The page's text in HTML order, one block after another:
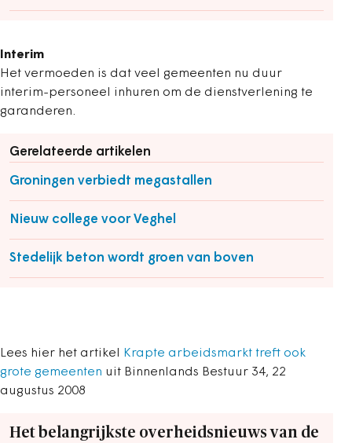
Interim
Het vermoeden is dat veel gemeenten nu duur
interim-personeel inhuren om de dienstverlening te
garanderen.
Gerelateerde artikelen
Groningen verbiedt megastallen
Nieuw college voor Veghel
Stedelijk beton wordt groen van boven
Lees hier het artikel
Krapte arbeidsmarkt treft ook
grote gemeenten uit Binnenlands Bestuur 34, 22
augustus 2008
Het belangrijkste overheidsnieuws van de